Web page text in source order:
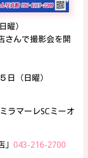
曜）
さんで撮影会を開
（日曜）
ラマーレSCミーオ
」 043-216-2700